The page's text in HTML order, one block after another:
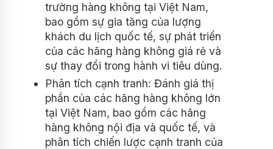
trường hàng không tại Việt Nam,
bao gồm sự gia tăng của lượng
khách du lịch quốc tế, sự phát triển
của các hãng hàng không giá rẻ và
sự thay đổi trong hành vi tiêu dùng.
Phân tích cạnh tranh: Đánh giá thị
phần của các hãng hàng không lớn
tại Việt Nam, bao gồm các hãng
hàng không nội địa và quốc tế, và
phân tích chiến lược cạnh tranh của